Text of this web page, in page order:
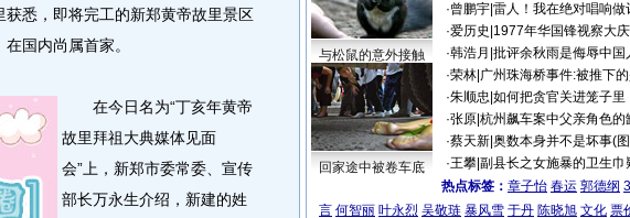
悉，即将完工的新郑黄帝故里景区
国内尚属首家。
在今日名为“丁亥年黄帝
故里拜祖大典媒体见面
会”上，新郑市委常委、宣传
部长万永生介绍，新建的姓
与松鼠的意外接触
回家途中被卷车底
·曾鹏宇| 雷人！我在绝对唱响做
·爱历史 1977年华国锋视察大
·韩浩月 批评余秋雨是侮辱中国
·荣林| 广州珠海桥事件:被推下
·朱顺忠 如何把贪官关进笼子里
·张原| 杭州飙车案中父亲角色的
·蔡天新| 奥数本身并不是坏事(
·王攀| 副县长之女施暴的卫生巾
热点标签： 章子怡 春运 郭德纲
言 何智丽 叶永烈 吴敬琏 暴风雪 于丹 陈晓旭 文化 票